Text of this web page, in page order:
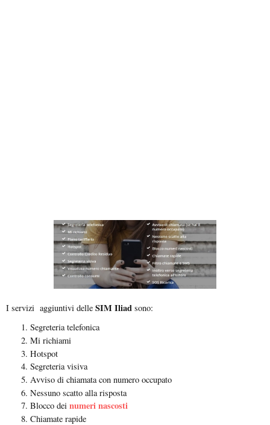
I servizi aggiuntivi delle SIM Iliad sono:
Segreteria telefonica
Mi richiami
Hotspot
Segreteria visiva
Avviso di chiamata con numero occupato
Nessuno scatto alla risposta
Blocco dei numeri nascosti
Chiamate rapide